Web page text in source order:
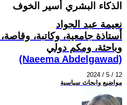
الذكاء البشري أسير الخوف
نعيمة عبد الجواد
أستاذة جامعية، وكاتبة،
وباحثة، ومكم دولي
(Naeema Abdelgawad)
2024 / 5 / 12
مواضيع وابحاث سياسية